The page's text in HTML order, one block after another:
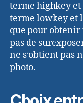
terme highkey
terme lowkey et
que pour obtenir
pas de
ne s’obtient pas
photo.